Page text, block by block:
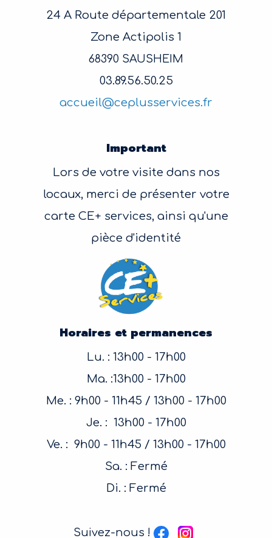
24 A Route départementale 201
Zone Actipolis 1
68390 SAUSHEIM
03.89.56.50.25
accueil@ceplusservices.fr
Important
Lors de votre visite dans nos
locaux, merci de présenter votre
carte CE+ services, ainsi qu'une
pièce d'identité
Horaires et permanences
Lu. : 13h00 - 17h00
Ma. :13h00 - 17h00
Me. : 9h00 - 11h45 / 13h00 - 17h00
Je. : 13h00 - 17h00
Ve. : 9h00 - 11h45 / 13h00 - 17h00
Sa. : Fermé
Di. : Fermé
Suivez-nous !